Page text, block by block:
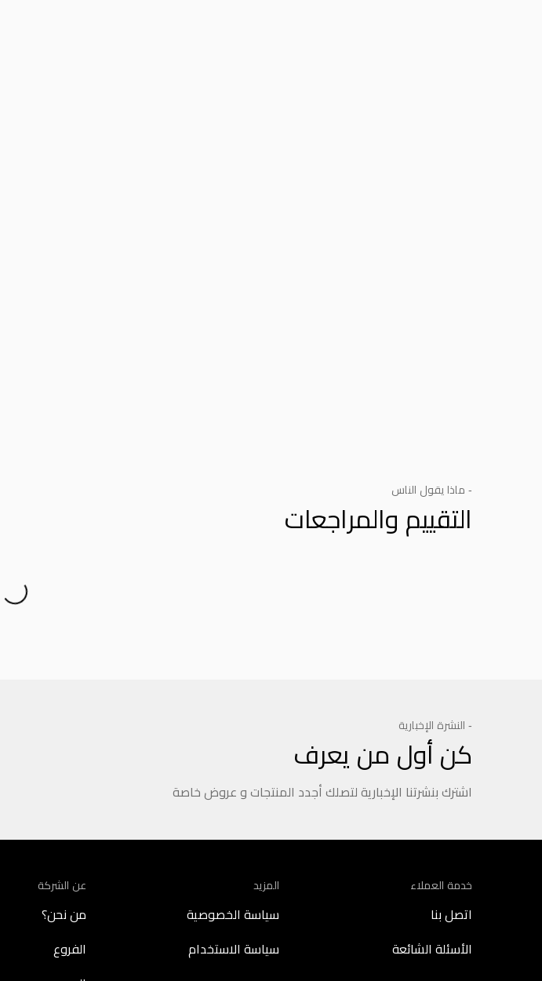
- ماذا يقول الناس
التقييم والمراجعات
- النشرة الإخبارية
كن أول من يعرف
اشترك بنشرتنا الإخبارية لتصلك أجدد المنتجات و عروض خاصة
خدمة العملاء
اتصل بنا
الأسئلة الشائعة
المزيد
سياسة الخصوصية
سياسة الاستخدام
عن الشركة
من نحن؟
الفروع